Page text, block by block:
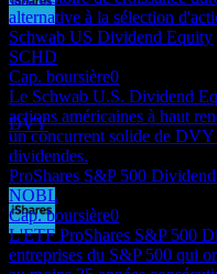
Paiement du dividende
17
SEP 27
iShares Select Dividend
Estimé
DVY
Ex-dividende
16
alternative à la sélection
Schwab US Dividend Equity
SCHD
Cap. boursière0
Le Schwab U.S. Dividend
actions américaines à haut
un concurrent solide de DVY
dividendes.
ProShares S&P 500
NOBL
Cap. boursière0
L'ETF ProShares S&P 500
entreprises du S&P 500 qui